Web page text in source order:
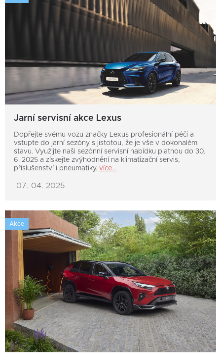
Jarní servisní akce Lexus
Dopřejte svému vozu značky Lexus profesionální péči a
vstupte do jarní sezóny s jistotou, že je vše v dokonalém
stavu. Využijte naši sezónní servisní nabídku platnou do 30.
6. 2025 a získejte zvýhodnění na klimatizační servis,
příslušenství i pneumatiky. více...
07. 04. 2025
Akce